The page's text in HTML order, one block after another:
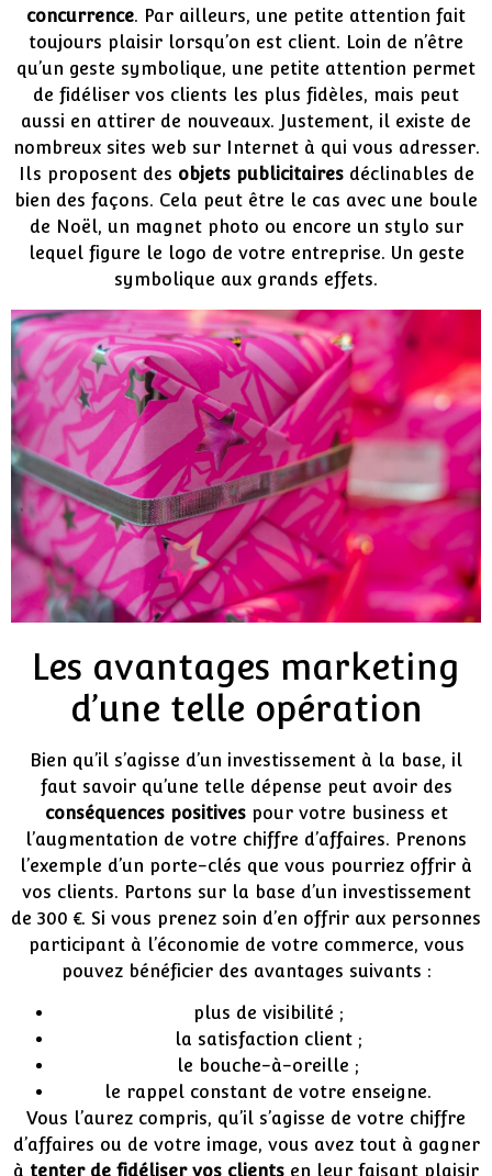
concurrence. Par ailleurs, une petite attention fait
toujours plaisir lorsqu’on est client. Loin de n’être
qu’un geste symbolique, une petite attention permet
de fidéliser vos clients les plus fidèles, mais peut
aussi en attirer de nouveaux. Justement, il existe de
nombreux sites web sur Internet à qui vous adresser.
Ils proposent des objets publicitairesdéclinables de
bien des façons. Cela peut être le cas avec une boule
de Noël, un magnet photo ou encore un stylo sur
lequel figure le logo de votre entreprise. Un geste
symbolique aux grands effets.
Les avantages marketing
d’une telle opération
Bien qu’il s’agisse d’un investissement à la base, il
faut savoir qu’une telle dépense peut avoir des
conséquences positivespour votre business et
l’augmentation de votre chiffre d’affaires. Prenons
l’exemple d’un porte-clés que vous pourriez offrir à
vos clients. Partons sur la base d’un investissement
de 300 €. Si vous prenez soin d’en offrir aux personnes
participant à l’économie de votre commerce, vous
pouvez bénéficier des avantages suivants :
plus de visibilité ;
la satisfaction client ;
le bouche-à-oreille ;
le rappel constant de votre enseigne.
Vous l’aurez compris, qu’il s’agisse de votre chiffre
d’affaires ou de votre image, vous avez tout à gagner
à tenter de fidéliser vos clients en leur faisant plaisir